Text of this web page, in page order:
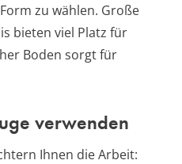
zu wählen. Große
bieten viel Platz für
Boden sorgt für
verwenden
Ihnen die Arbeit: